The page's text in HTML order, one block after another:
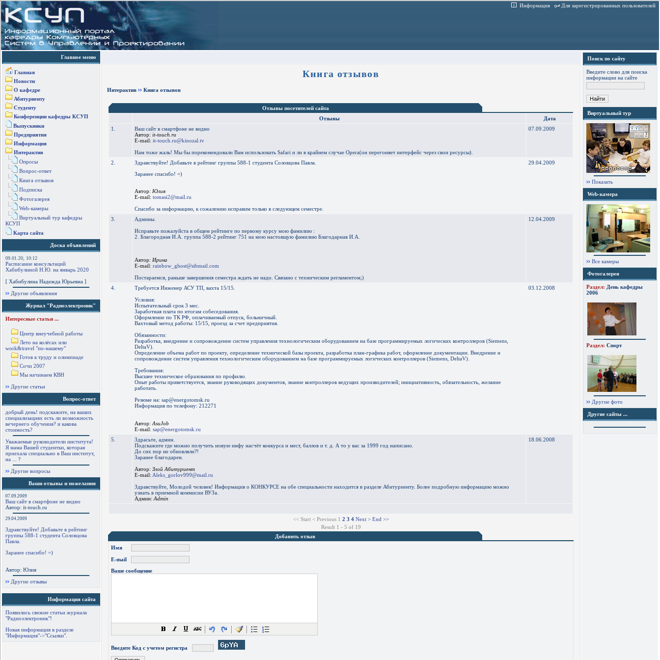
Информация Для зарегистрированных пользователей
Главное меню
Главная
Новости
О кафедре
Абитуриенту
Студенту
Конференции кафедры КСУП
Выпускники
Предприятия
Информация
Интерактив
Опросы
Вопрос-ответ
Книга отзывов
Подписка
Фотогалерея
Web-камеры
Виртуальный тур кафедры
КСУП
Карта сайта
Доска объявлений
09.01.20, 10:12
Расписание консультаций
Хабибулиной Н.Ю. на январь 2020
[ Хабибулина Надежда Юрьевна ]
Другие объявления
Журнал "Радиоэлектроник"
Интересные статьи ...
Центр внеучебной работы
Лето на колёсах или
work&travel "по-нашему"
Готов к труду и олимпиаде
Сочи 2007
Мы начинаем КВН
Другие статьи
Вопрос-ответ
добрый день! подскажите, на ваших
специализациях есть ли возможность
вечернего обучения? и какова
стоимость?
Уважаемые руководители института!
Я мама Вашей студентки, которая
приехала специально в Ваш институт,
на ... ?
Другие вопросы
Ваши отзывы и пожелания
07.09.2009
Ваш сайт в смартфоне не видно
Автор: it-touch.ru
29.04.2009
Здравствуйте! Добавьте в рейтинг
группы 588-1 студента Соловцова
Павла.
Заранее спасибо! =)
Автор: Юлия
Другие отзывы
Информация сайта
Появились свежие статьи журнала
"Радиоэлектроник"!
Новая информация в разделе
"Информация"->"Ссылки".
Книга отзывов
Интерактив Книга отзывов
Отзывы посетителей сайта
Отзывы
Дата
1.
Ваш сайт в смартфоне не видно
Автор: it-touch.ru
E-mail: it-touch.ru@kinozal.tv
Нам тоже жаль! Мы бы порекомендовали Вам использовать Safari и ли в крайнем случае Opera(он перегоняет интерфейс через свои ресурсы).
07.09.2009
2.
Здравствуйте! Добавьте в рейтинг группы 588-1 студента Соловцова Павла.
Заранее спасибо! =)
Автор: Юлия
E-mail: tomasi2@mail.ru
Спасибо за информацию, к сожалению исправим только в следующем семестре.
29.04.2009
3.
Админы.
Исправьте пожалуйста в общем рейтинге по первому курсу мою фамилию :
2. Благородная И.А. группа 588-2 рейтинг 751 на мою настоящую фамилию Благодарная И.А.
Автор: Ирина
E-mail: rainbow_ghost@sibmail.com
Постараемся, раньше завершения семестра ждать не надо. Связано с техническим регламентом;)
12.04.2009
4.
Требуется Инженер АСУ ТП, вахта 15/15.
Условия:
Испытательный срок 3 мес.
Заработная плата по итогам собеседования.
Оформление по ТК РФ, оплачиваемый отпуск, больничный.
Вахтовый метод работы: 15/15, проезд за счет предприятия.
Обязанности:
Разработка, внедрение и сопровождение систем управления технологическим оборудованием на базе программируемых логических контроллеров (Siemens,
DeltaV).
Определение объема работ по проекту, определение технической базы проекта, разработка план-графика работ, оформление документации. Внедрение и
сопровождение систем управления технологическим оборудованием на базе программируемых логических контроллеров (Siemens, DeltaV).
Требования:
Высшее техническое образования по профилю.
Опыт работы приветствуется, знание руководящих документов, знание контроллеров ведущих производителей; инициативность, обязательность, желание
работать.
Резюме на: sap@energotomsk.ru
Информация по телефону: 212271
Автор: AsuJob
E-mail: sap@energotomsk.ru
03.12.2008
5.
Здрасьте, админ.
Подскажите где можно получить новую инфу насчёт конкурса и мест, баллов и т. д. А то у вас за 1999 год написано.
До сих пор не обновляли?!
Заранее благодарен.
Автор: Злой Абитуриент
E-mail: Aleks_gorlov999@mail.ru
Здравствуйте, Молодой человек! Информация о КОНКУРСЕ на обе специальности находится в разделе Абитуриенту. Более подробную информацию можно
узнать в приемной коммисии ВУЗа.
Админ: Admin
18.06.2008
<< Start < Previous 1 2 3 4 Next > End >>
Result 1 - 5 of 19
Добавить отзыв
Имя
E-mail
Ваше сообщение
Введите Код с учетом регистра
Поиск по сайту
Введите слово для поиска
информации на сайте
Виртуальный тур
Показать
Web-камера
Все камеры
Фотогалерея
Раздел: День кафедры
2006
Раздел: Спорт
Другие фото
Другие сайты ...